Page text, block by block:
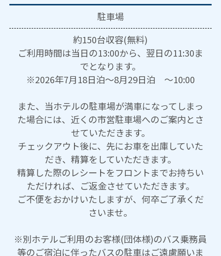
駐車場
約150台収容(無料)
ご利用時間は当日の13:00から、翌日の11:30ま
でとなります。
※2026年7月18日泊～8月29日泊 ～10:00
また、当ホテルの駐車場が満車になってしまっ
た場合には、近くの市営駐車場へのご案内とさ
せていただきます。
チェックアウト後に、先にお車を出庫していた
だき、精算をしていただきます。
精算した際のレシートをフロントまでお持ちい
ただければ、ご返金させていただきます。
ご不便をおかけいたしますが、何卒ご了承くだ
さいませ。
※別ホテルご利用のお客様(団体様)のバス乗務員
等のご宿泊に伴ったバスの駐車はご遠慮願いま